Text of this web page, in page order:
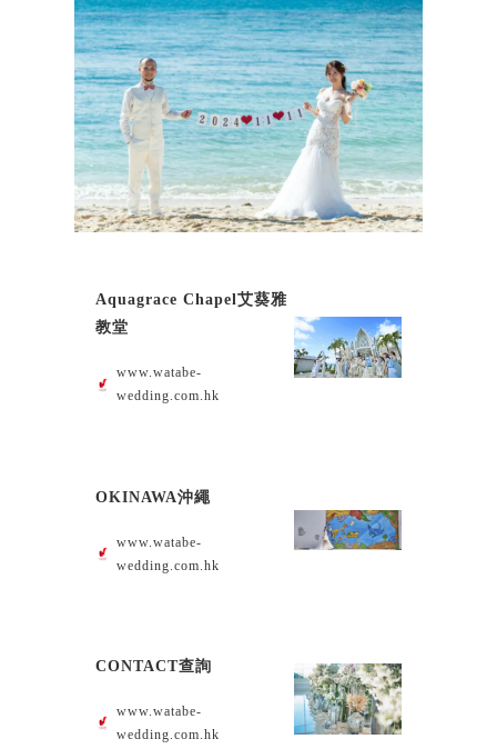
Aquagrace Chapel艾葵雅
教堂
www.watabe-
wedding.com.hk
OKINAWA沖繩
www.watabe-
wedding.com.hk
CONTACT查詢
www.watabe-
wedding.com.hk